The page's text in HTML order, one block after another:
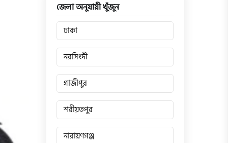
জেলা অনুযায়ী খুঁজুন
ঢাকা
নরসিংদী
গাজীপুর
শরীয়তপুর
নারায়ণগঞ্জ